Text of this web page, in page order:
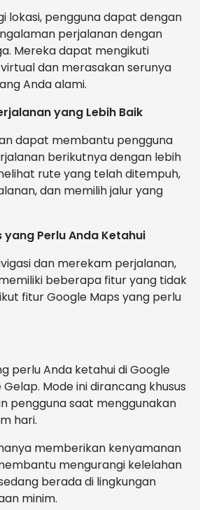
lokasi, pengguna dapat dengan
perjalanan dengan
Mereka dapat mengikuti
dan merasakan serunya
Anda alami.
yang Lebih Baik
dapat membantu pengguna
berikutnya dengan lebih
rute yang telah ditempuh,
dan memilih jalur yang
yang Perlu Anda Ketahui
dan merekam perjalanan,
beberapa fitur yang tidak
fitur Google Maps yang perlu
perlu Anda ketahui di Google
Mode ini dirancang khusus
pengguna saat menggunakan
hari.
memberikan kenyamanan
mengurangi kelelahan
berada di lingkungan
minim.